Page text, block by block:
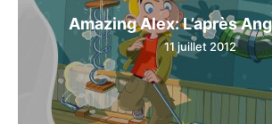
Amazing Alex: L’après
11 juillet 2012